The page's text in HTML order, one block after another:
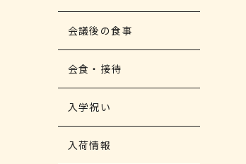
会議後の食事
会食・接待
入学祝い
入荷情報